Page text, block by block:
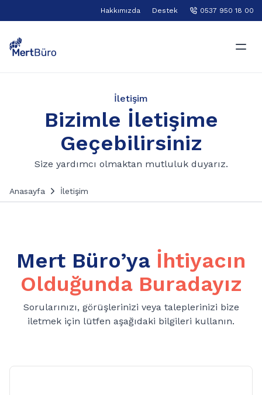
Hakkımızda Destek 0537 950 18 00
İletişim
Bizimle İletişime
Geçebilirsiniz
Size yardımcı olmaktan mutluluk duyarız.
Anasayfa İletişim
Mert Büro’ya İhtiyacın
Olduğunda Buradayız
Sorularınızı, görüşlerinizi veya taleplerinizi bize
iletmek için lütfen aşağıdaki bilgileri kullanın.